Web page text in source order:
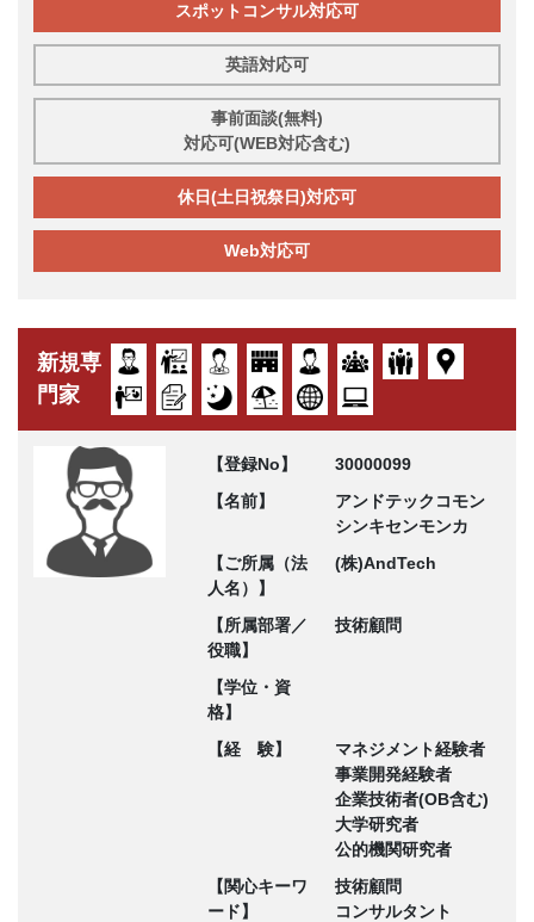
スポットコンサル対応可
英語対応可
事前面談(無料)
対応可(WEB対応含む)
休日(土日祝祭日)対応可
Web対応可
新規専
門家
【登録No】
30000099
【名前】
アンドテックコモン
シンキセンモンカ
【ご所属（法
人名）】
(株)AndTech
【所属部署／
役職】
技術顧問
【学位・資
格】
【経 験】
マネジメント経験者
事業開発経験者
企業技術者(OB含む)
大学研究者
公的機関研究者
【関心キーワ
ード】
技術顧問
コンサルタント